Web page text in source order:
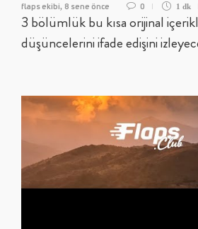
flaps ekibi, 8 sene önce 0 1 dk
3 bölümlük bu kısa orijinal
düşüncelerini ifade edişini